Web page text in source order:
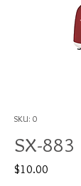
SKU: 0
SX-883
$10.00